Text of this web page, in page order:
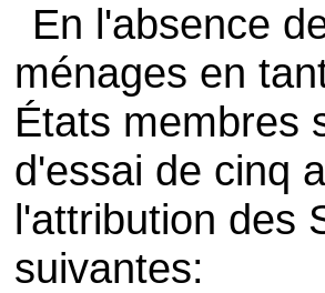
En l'absence
ménages en
États membres
d'essai de cinq
l'attribution des
suivantes: